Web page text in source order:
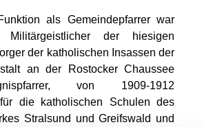
als Gemeindepfarrer war
Militärgeistlicher der hiesigen
der katholischen Insassen der
an der Rostocker Chaussee
von 1909-1912
die katholischen Schulen des
Stralsund und Greifswald und